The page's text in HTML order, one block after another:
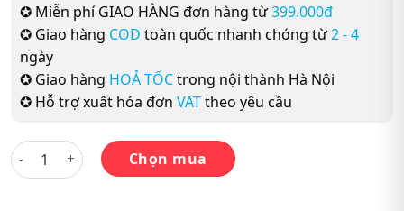
✪ Miễn phí GIAO HÀNG đơn hàng từ399.000đ
✪ Giao hàng COD toàn quốc nhanh chóng từ2 - 4
ngày
✪ Giao hàng HOẢ TỐCtrong nội thành Hà Nội
✪ Hỗ trợ xuất hóa đơn VATtheo yêu cầu
Sách - English Grammar in use - Fourth Edition - Raymond
Chọn mua